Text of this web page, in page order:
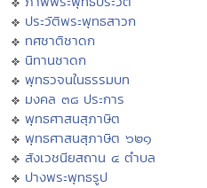
ประวัติพระพุทธสาวก
ทศชาติชาดก
นิทานชาดก
พุทธวจนในธรรมบท
มงคล ๓๘ ประการ
พุทธศาสนสุภาษิต
พุทธศาสนสุภาษิต ๖๒๑
สังเวชนียสถาน ๔ ตำบล
ปางพระพุทธรูป